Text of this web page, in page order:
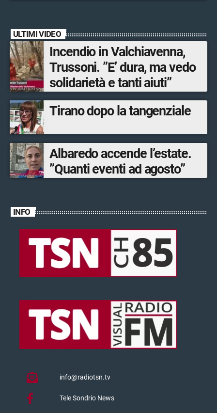
musica dal vivo
ULTIMI VIDEO
Incendio in Valchiavenna,
Trussoni. ”E’ dura, ma vedo
solidarietà e tanti aiuti”
Tirano dopo la tangenziale
Albaredo accende l’estate.
”Quanti eventi ad agosto”
INFO
info@radiotsn.tv
Tele Sondrio News